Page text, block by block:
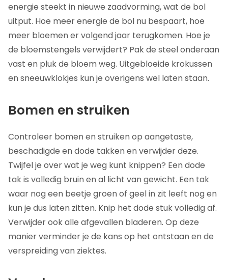
energie steekt in nieuwe zaadvorming, wat de bol
uitput. Hoe meer energie de bol nu bespaart, hoe
meer bloemen er volgend jaar terugkomen. Hoe je
de bloemstengels verwijdert? Pak de steel onderaan
vast en pluk de bloem weg. Uitgebloeide krokussen
en sneeuwklokjes kun je overigens wel laten staan.
Bomen en struiken
Controleer bomen en struiken op aangetaste,
beschadigde en dode takken en verwijder deze.
Twijfel je over wat je weg kunt knippen? Een dode
tak is volledig bruin en al licht van gewicht. Een tak
waar nog een beetje groen of geel in zit leeft nog en
kun je dus laten zitten. Knip het dode stuk volledig af.
Verwijder ook alle afgevallen bladeren. Op deze
manier verminder je de kans op het ontstaan en de
verspreiding van ziektes.